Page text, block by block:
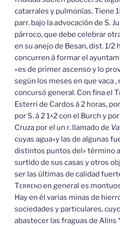
catarrales y pulmonías. Tiene
parr. bajo la advocación de S.
párroco, que debe celebrar
en su anejo de Besan, dist. 1/2
concurren á formar el
«es de primer ascenso y lo
según los meses en que vaca
concursó general. Con fina el
Esterri de Cardos á 2 horas,
por S. á 2 1^2 con el Burch y
Cruza por el un r. llamado de
cuyas agua»y las de algunas
distintos puntos del» término
surtido de sus casas y otros
ser las últimas de calidad
Terrenoen general es
Hay en él varias minas de
sociedades y particulares,
abastecer las fraguas de Alins